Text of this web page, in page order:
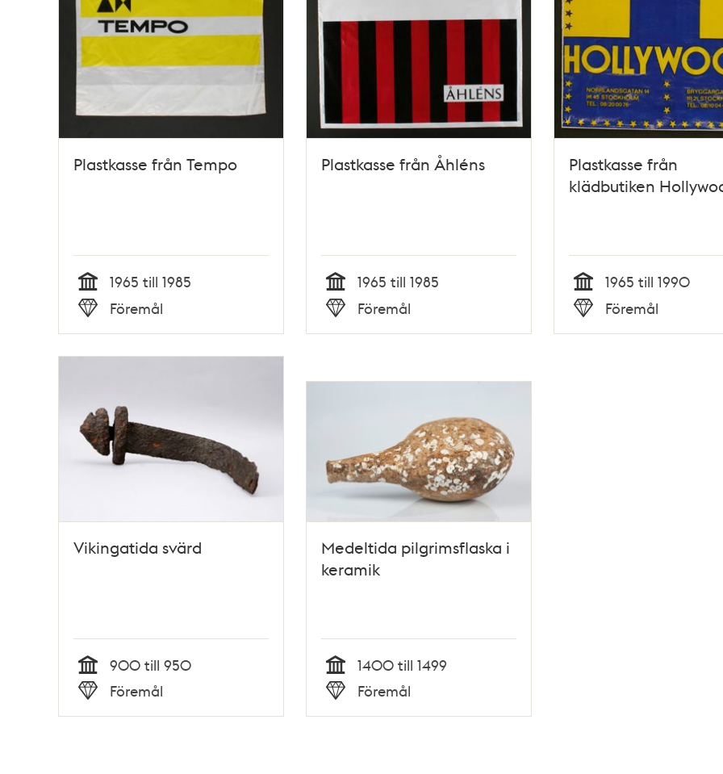
Plastkasse från Tempo
Tid
1965 till 1985
Typ
Föremål
Plastkasse från Åhléns
Tid
1965 till 1985
Typ
Föremål
Plastkasse från
klädbutiken
Tid
1965 till 1990
Typ
Föremål
Vikingatida svärd
Tid
900 till 950
Typ
Föremål
Medeltida pilgrimsflaska i
keramik
Tid
1400 till 1499
Typ
Föremål